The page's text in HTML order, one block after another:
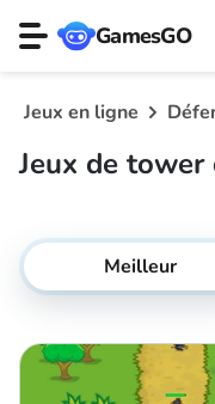
GamesGO
Jeux en ligne
Jeux de tower
Meilleur